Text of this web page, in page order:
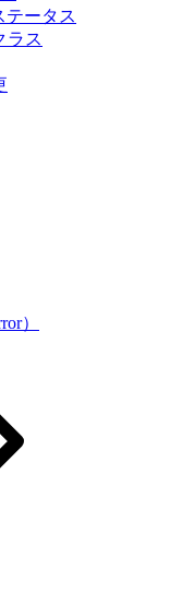
テータス
ラス
）